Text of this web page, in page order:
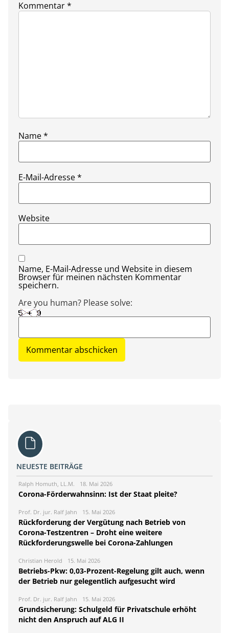
Kommentar*
Name*
E-Mail-Adresse*
Website
Name, E-Mail-Adresse und Website in diesem
Browser für meinen nächsten Kommentar
speichern.
Are you human? Please solve:
NEUESTE BEITRÄGE
Ralph Homuth, LL.M. 18. Mai 2026
Corona-Förderwahnsinn: Ist der Staat pleite?
Prof. Dr. jur. Ralf Jahn 15. Mai 2026
Rückforderung der Vergütung nach Betrieb von
Corona-Testzentren – Droht eine weitere
Rückforderungswelle bei Corona-Zahlungen
Christian Herold 15. Mai 2026
Betriebs-Pkw: 0,03-Prozent-Regelung gilt auch, wenn
der Betrieb nur gelegentlich aufgesucht wird
Prof. Dr. jur. Ralf Jahn 15. Mai 2026
Grundsicherung: Schulgeld für Privatschule erhöht
nicht den Anspruch auf ALG II